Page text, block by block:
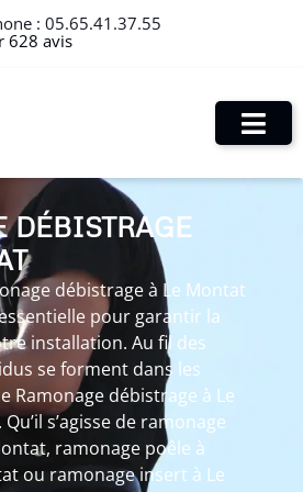
: 05.65.41.37.55
628 avis
DÉBISTRAGE
débistrage à Le Montat
pour garantir la
installation. Au fil des
se forment dans les
Ramonage débistrage à Le
s’agisse de ramonage
ramonage poêle à
ou ramonage insert à Le